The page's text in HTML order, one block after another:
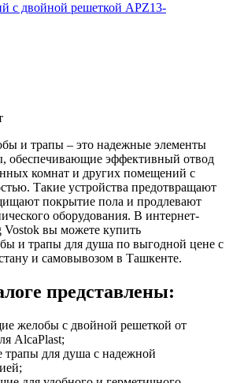
с двойной решеткой APZ13-
и трапы – это надежные элементы
обеспечивающие эффективный отвод
комнат и других помещений с
Такие устройства предотвращают
покрытие пола и продлевают
оборудования. В интернет-
Vostok вы можете купить
и трапы для душа по выгодной цене с
и самовывозом в Ташкенте.
представлены:
желобы с двойной решеткой от
AlcaPlast;
трапы для душа с надежной